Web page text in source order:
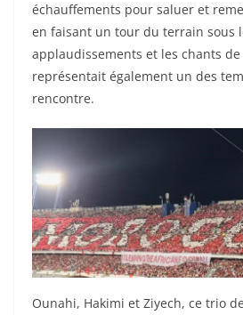
échauffements pour saluer et
en faisant un tour du terrain sous
applaudissements et les chants
représentait également un des
rencontre.
Ounahi, Hakimi et Ziyech, ce trio